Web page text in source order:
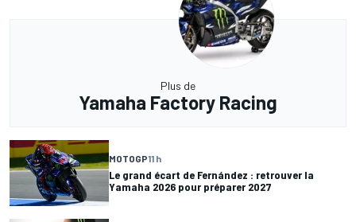
Plus de
Yamaha Factory Racing
MOTOGP11 h
Le grand écart de Fernández : retrouver la
Yamaha 2026 pour préparer 2027